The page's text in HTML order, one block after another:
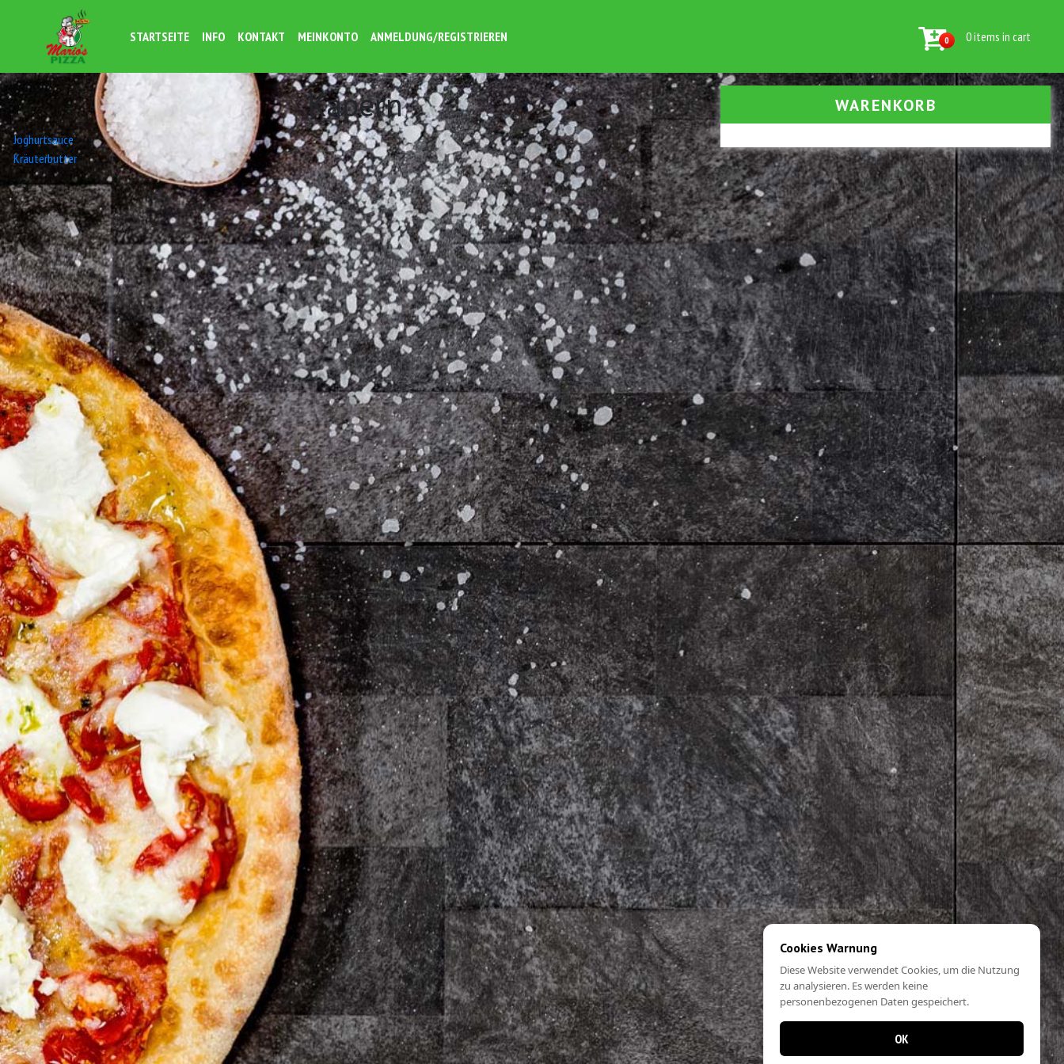
STARTSEITE INFO KONTAKT MEINKONTO ANMELDUNG/REGISTRIEREN 0 0 items in cart
Kapern
Beitrags-
Navigation
Joghurtsauce
Kräuterbutter
WARENKORB
Cookies Warnung
Diese Website verwendet Cookies, um die Nutzung
zu analysieren. Es werden keine
personenbezogenen Daten gespeichert.
OK